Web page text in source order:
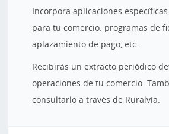
Incorpora aplicaciones
para tu comercio: programas de
aplazamiento de pago, etc.
Recibirás un extracto periódico
operaciones de tu comercio.
consultarlo a través de Ruralvía.